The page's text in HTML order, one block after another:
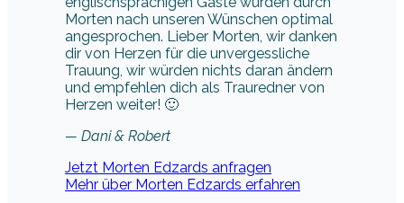
Morten nach unseren Wünschen optimal
angesprochen. Lieber Morten, wir danken
dir von Herzen für die unvergessliche
Trauung, wir würden nichts daran ändern
und empfehlen dich als Trauredner von
Herzen weiter! 🙂
— Dani & Robert
Jetzt Morten Edzards anfragen
Mehr über Morten Edzards erfahren